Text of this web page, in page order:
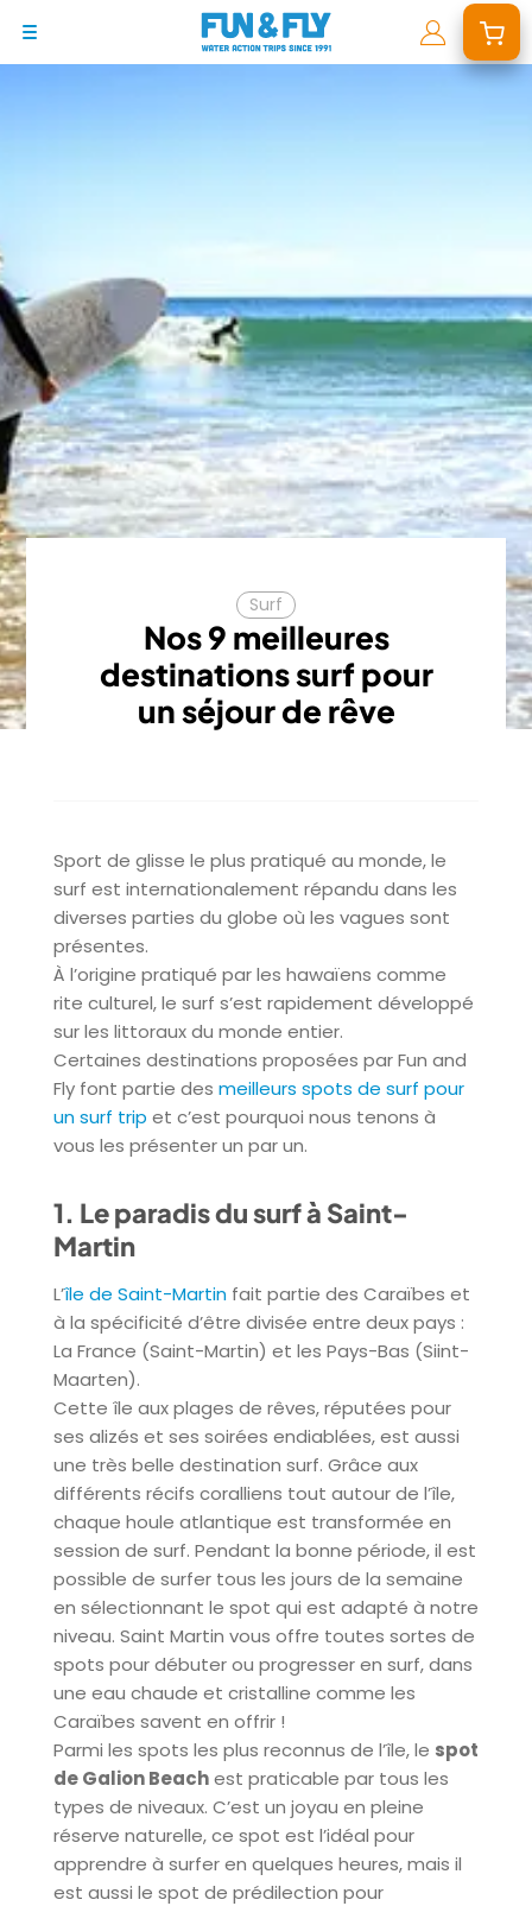
COACHINGS & CAMPS
À PROPOS
BON CADEAU
LE BLOG RIDER
DEMANDER UN DEVIS
Surf
Nos 9 meilleures
destinations surf pour
un séjour de rêve
Sport de glisse le plus pratiqué au monde, le
surf est internationalement répandu dans les
diverses parties du globe où les vagues sont
présentes.
À l’origine pratiqué par les hawaïens comme
rite culturel, le surf s’est rapidement développé
sur les littoraux du monde entier.
Certaines destinations proposées par Fun and
Fly font partie des meilleurs spots de surf pour
un surf trip et c’est pourquoi nous tenons à
vous les présenter un par un.
1. Le paradis du surf à Saint-
Martin
L’île de Saint-Martin fait partie des Caraïbes et
à la spécificité d’être divisée entre deux pays :
La France (Saint-Martin) et les Pays-Bas (Siint-
Maarten).
Cette île aux plages de rêves, réputées pour
ses alizés et ses soirées endiablées, est aussi
une très belle destination surf. Grâce aux
différents récifs coralliens tout autour de l’île,
chaque houle atlantique est transformée en
session de surf. Pendant la bonne période, il est
possible de surfer tous les jours de la semaine
en sélectionnant le spot qui est adapté à notre
niveau. Saint Martin vous offre toutes sortes de
spots pour débuter ou progresser en surf, dans
une eau chaude et cristalline comme les
Caraïbes savent en offrir !
Parmi les spots les plus reconnus de l’île, le spot
de Galion Beachest praticable par tous les
types de niveaux. C’est un joyau en pleine
réserve naturelle, ce spot est l’idéal pour
apprendre à surfer en quelques heures, mais il
est aussi le spot de prédilection pour